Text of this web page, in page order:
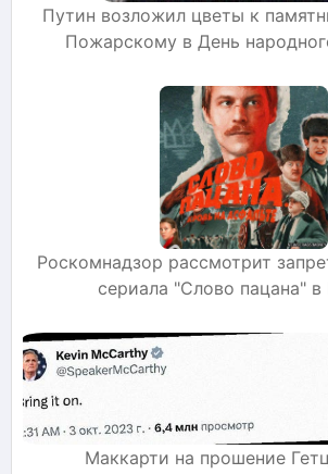
Путин возложил цветы к
Пожарскому в День
Роскомнадзор рассмотрит
сериала "Слово пацана" в
Маккарти на прошение